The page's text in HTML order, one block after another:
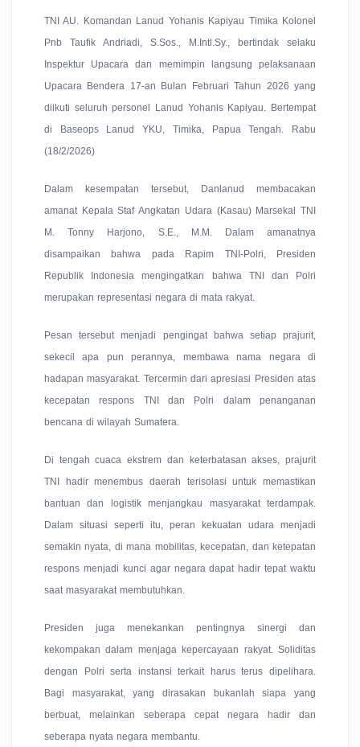
TNI AU. Komandan Lanud Yohanis Kapiyau Timika Kolonel
Pnb Taufik Andriadi, S.Sos., M.Intl.Sy., bertindak selaku
Inspektur Upacara dan memimpin langsung pelaksanaan
Upacara Bendera 17-an Bulan Februari Tahun 2026 yang
diikuti seluruh personel Lanud Yohanis Kapiyau. Bertempat
di Baseops Lanud YKU, Timika, Papua Tengah. Rabu
(18/2/2026)
Dalam kesempatan tersebut, Danlanud membacakan
amanat Kepala Staf Angkatan Udara (Kasau) Marsekal TNI
M. Tonny Harjono, S.E., M.M. Dalam amanatnya
disampaikan bahwa pada Rapim TNI-Polri, Presiden
Republik Indonesia mengingatkan bahwa TNI dan Polri
merupakan representasi negara di mata rakyat.
Pesan tersebut menjadi pengingat bahwa setiap prajurit,
sekecil apa pun perannya, membawa nama negara di
hadapan masyarakat. Tercermin dari apresiasi Presiden atas
kecepatan respons TNI dan Polri dalam penanganan
bencana di wilayah Sumatera.
Di tengah cuaca ekstrem dan keterbatasan akses, prajurit
TNI hadir menembus daerah terisolasi untuk memastikan
bantuan dan logistik menjangkau masyarakat terdampak.
Dalam situasi seperti itu, peran kekuatan udara menjadi
semakin nyata, di mana mobilitas, kecepatan, dan ketepatan
respons menjadi kunci agar negara dapat hadir tepat waktu
saat masyarakat membutuhkan.
Presiden juga menekankan pentingnya sinergi dan
kekompakan dalam menjaga kepercayaan rakyat. Soliditas
dengan Polri serta instansi terkait harus terus dipelihara.
Bagi masyarakat, yang dirasakan bukanlah siapa yang
berbuat, melainkan seberapa cepat negara hadir dan
seberapa nyata negara membantu.